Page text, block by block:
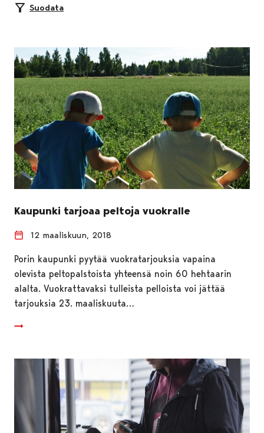
Suodata
Kaupunki tarjoaa peltoja vuokralle
12 maaliskuun, 2018
Porin kaupunki pyytää vuokratarjouksia vapaina
olevista peltopalstoista yhteensä noin 60 hehtaarin
alalta. Vuokrattavaksi tulleista pelloista voi jättää
tarjouksia 23. maaliskuuta…